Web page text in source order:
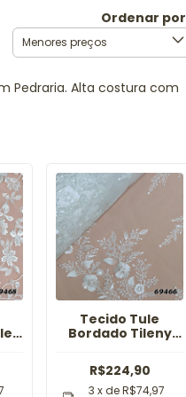
Ordenar por
Pedraria. Alta costura com
Tecido Tule
Bordado Tileny
R$224,90
3 x deR$74,97